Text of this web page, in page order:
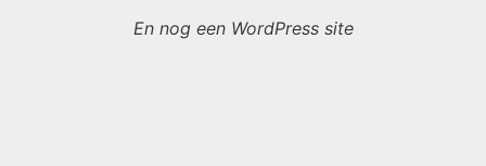
En nog een WordPress site